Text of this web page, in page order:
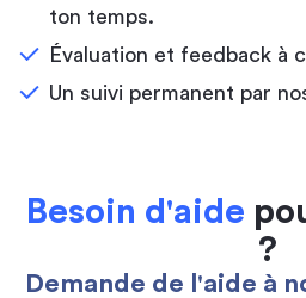
ton temps.
Évaluation et feedback à
Un suivi permanent par
Besoin d'aide
?
Demande de l'aide à